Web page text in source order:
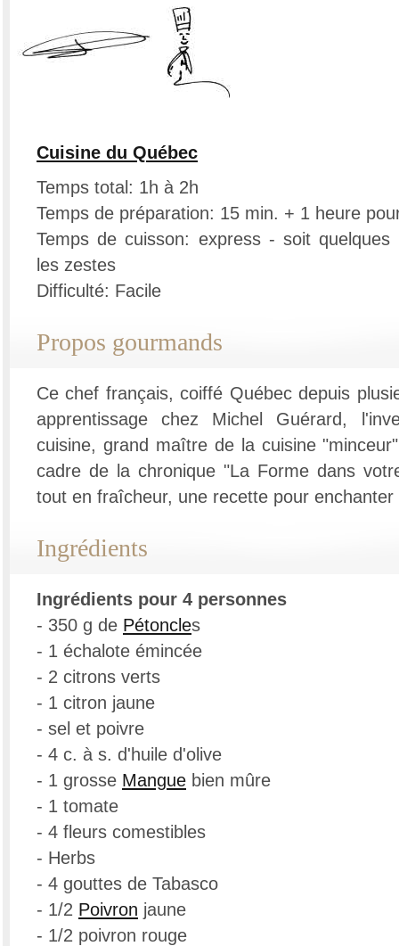
Cuisine du Québec
Temps total: 1h à 2h
Temps de préparation: 15 min. + 1 heure
Temps de cuisson: express - soit quelques
les zestes
Difficulté: Facile
Propos gourmands
Ce chef français, coiffé Québec depuis
apprentissage chez Michel Guérard,
cuisine, grand maître de la cuisine
cadre de la chronique "La Forme dans
tout en fraîcheur, une recette pour
Ingrédients
Ingrédients pour 4 personnes
- 350 g de Pétoncles
- 1 échalote émincée
- 2 citrons verts
- 1 citron jaune
- sel et poivre
- 4 c. à s. d'huile d'olive
- 1 grosse Mangue bien mûre
- 1 tomate
- 4 fleurs comestibles
- Herbs
- 4 gouttes de Tabasco
- 1/2 Poivron jaune
- 1/2 poivron rouge